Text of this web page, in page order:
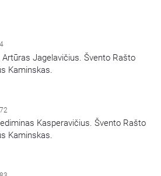
Jagelavičius. Švento Rašto
Kaminskas.
Kasperavičius. Švento Rašto
Kaminskas.